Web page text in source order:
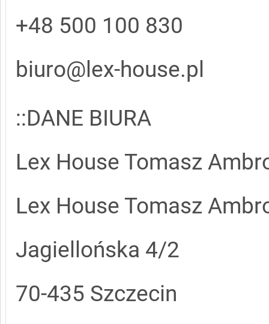
+48 500 100 830
biuro@lex-house.pl
::DANE BIURA
Lex House Tomasz
Lex House Tomasz
Jagiellońska 4/2
70-435 Szczecin